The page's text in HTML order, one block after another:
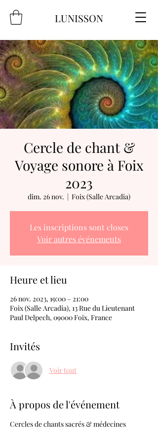
LUNISSON
Cercle de chant &
Voyage sonore à Foix
2023
dim. 26 nov.
  |
Foix (Salle Arcadia)
Les inscriptions sont closes
Voir autres événements
Heure et lieu
26 nov. 2023, 19:00 – 21:00
Foix (Salle Arcadia), 13 Rue du Lieutenant
Paul Delpech, 09000 Foix, France
Invités
Voir tout
À propos de l'événement